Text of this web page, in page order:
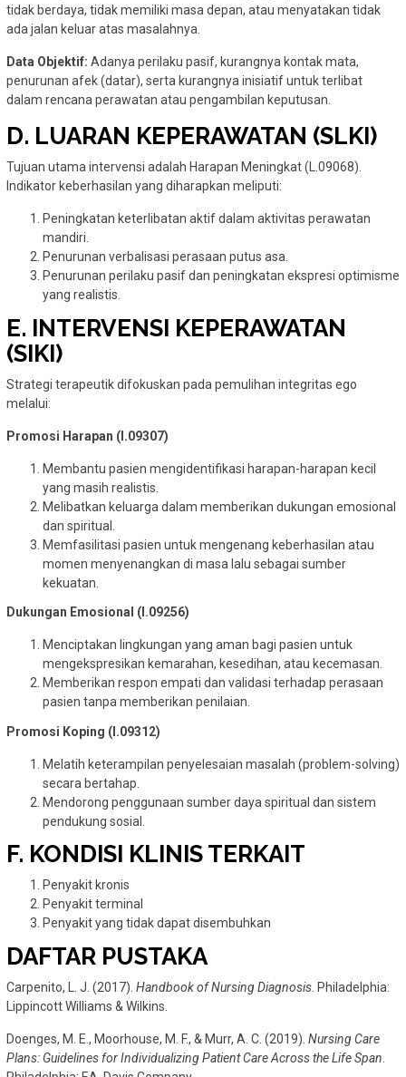
tidak berdaya, tidak memiliki masa depan, atau menyatakan tidak
ada jalan keluar atas masalahnya.
Data Objektif: Adanya perilaku pasif, kurangnya kontak mata,
penurunan afek (datar), serta kurangnya inisiatif untuk terlibat
dalam rencana perawatan atau pengambilan keputusan.
D. LUARAN KEPERAWATAN (SLKI)
Tujuan utama intervensi adalah Harapan Meningkat (L.09068).
Indikator keberhasilan yang diharapkan meliputi:
Peningkatan keterlibatan aktif dalam aktivitas perawatan
mandiri.
Penurunan verbalisasi perasaan putus asa.
Penurunan perilaku pasif dan peningkatan ekspresi optimisme
yang realistis.
E. INTERVENSI KEPERAWATAN
(SIKI)
Strategi terapeutik difokuskan pada pemulihan integritas ego
melalui:
Promosi Harapan (I.09307)
Membantu pasien mengidentifikasi harapan-harapan kecil
yang masih realistis.
Melibatkan keluarga dalam memberikan dukungan emosional
dan spiritual.
Memfasilitasi pasien untuk mengenang keberhasilan atau
momen menyenangkan di masa lalu sebagai sumber
kekuatan.
Dukungan Emosional (I.09256)
Menciptakan lingkungan yang aman bagi pasien untuk
mengekspresikan kemarahan, kesedihan, atau kecemasan.
Memberikan respon empati dan validasi terhadap perasaan
pasien tanpa memberikan penilaian.
Promosi Koping (I.09312)
Melatih keterampilan penyelesaian masalah (problem-solving)
secara bertahap.
Mendorong penggunaan sumber daya spiritual dan sistem
pendukung sosial.
F. KONDISI KLINIS TERKAIT
Penyakit kronis
Penyakit terminal
Penyakit yang tidak dapat disembuhkan
DAFTAR PUSTAKA
Carpenito, L. J. (2017). Handbook of Nursing Diagnosis . Philadelphia:
Lippincott Williams & Wilkins.
Doenges, M. E., Moorhouse, M. F., & Murr, A. C. (2019). Nursing Care
Plans: Guidelines for Individualizing Patient Care Across the Life Span